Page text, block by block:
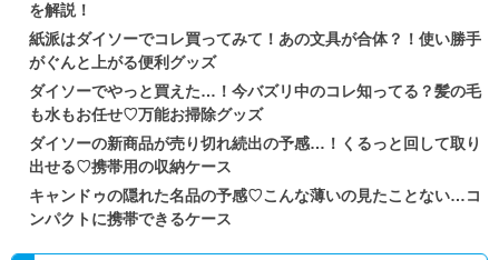
を解説！
紙派はダイソーでコレ買ってみて！あの文具が合体？！使い勝手
がぐんと上がる便利グッズ
ダイソーでやっと買えた…！今バズリ中のコレ知ってる？髪の毛
も水もお任せ♡万能お掃除グッズ
ダイソーの新商品が売り切れ続出の予感…！くるっと回して取り
出せる♡携帯用の収納ケース
キャンドゥの隠れた名品の予感♡こんな薄いの見たことない…コ
ンパクトに携帯できるケース